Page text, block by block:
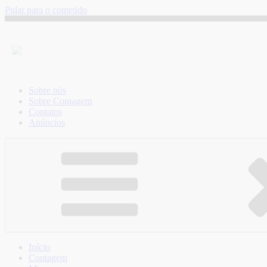
Pular para o conteúdo
Sobre nós
Sobre Contagem
Contatos
Anúncios
Início
Contagem